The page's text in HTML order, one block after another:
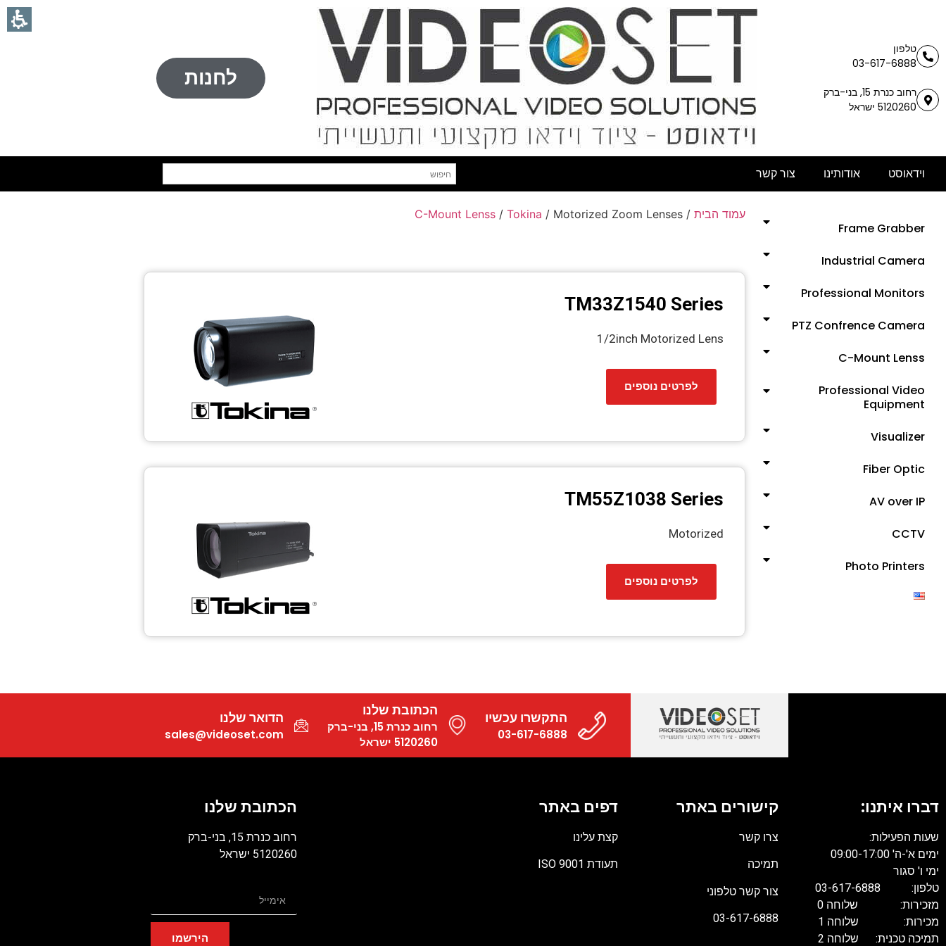
טלפון
03-617-6888
רחוב כנרת 15, בני-ברק
5120260 ישראל
לחנות
וידאוסט אודותינו צור קשר
Frame Grabber
Industrial Camera
Professional Monitors
PTZ Confrence Camera
C-Mount Lenss
Professional Video
Equipment
Visualizer
Fiber Optic
AV over IP
CCTV
Photo Printers
עמוד הבית /
C-Mount Lenss / Tokina / Motorized Zoom Lenses
TM33Z1540 Series
1/2inch Motorized Lens
לפרטים נוספים
TM55Z1038 Series
Motorized
לפרטים נוספים
התקשרו עכשיו
03-617-6888
הכתובת שלנו
רחוב כנרת 15, בני-ברק
5120260 ישראל
הדואר שלנו
sales@videoset.com
דברו איתנו:
שעות הפעילות:
ימים א'-ה' 09:00-17:00
ימי ו' סגור
טלפון: 03-617-6888
מזכירות: שלוחה 0
מכירות: שלוחה 1
תמיכה טכנית: שלוחה 2
קישורים באתר
צרו קשר
תמיכה
צור קשר טלפוני
03-617-6888
דפים באתר
קצת עלינו
תעודת ISO 9001
הכתובת שלנו
רחוב כנרת 15, בני-ברק
5120260 ישראל
הירשמו